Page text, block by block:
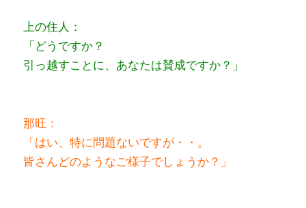
上の住人：
「どうですか？
引っ越すことに、あなたは賛成ですか？」
那旺：
「はい、特に問題ないですが・・。
皆さんどのようなご様子でしょうか？」